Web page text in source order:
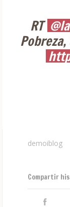
RT
demoiblog
Compartir